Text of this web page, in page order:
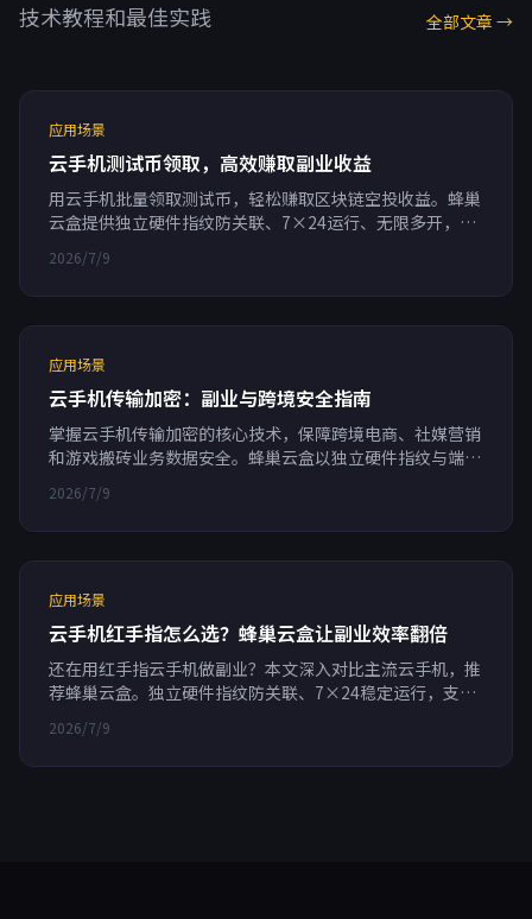
技术教程和最佳实践 全部文章 →
应用场景
云手机测试币领取，高效赚取副业收益
用云手机批量领取测试币，轻松赚取区块链空投收益。蜂巢
云盒提供独立硬件指纹防关联、7×24运行、无限多开，支
持RPA自动化，按分钟计费，助你高效副业。
2026/7/9
应用场景
云手机传输加密：副业与跨境安全指南
掌握云手机传输加密的核心技术，保障跨境电商、社媒营销
和游戏搬砖业务数据安全。蜂巢云盒以独立硬件指纹与端到
端加密，为多账号运营提供99.95%可用性的安全防线。
2026/7/9
应用场景
云手机红手指怎么选？蜂巢云盒让副业效率翻倍
还在用红手指云手机做副业？本文深入对比主流云手机，推
荐蜂巢云盒。独立硬件指纹防关联、7×24稳定运行，支持
RPA自动化，按分钟计费，成本更低。适合跨境电商、游戏
搬砖、社媒营销，帮助多账号安全运营高效赚钱。
2026/7/9